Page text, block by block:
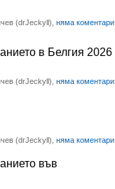
(drJeckyll), няма коментари
в Белгия 2026
(drJeckyll), няма коментари
(drJeckyll), няма коментари
във